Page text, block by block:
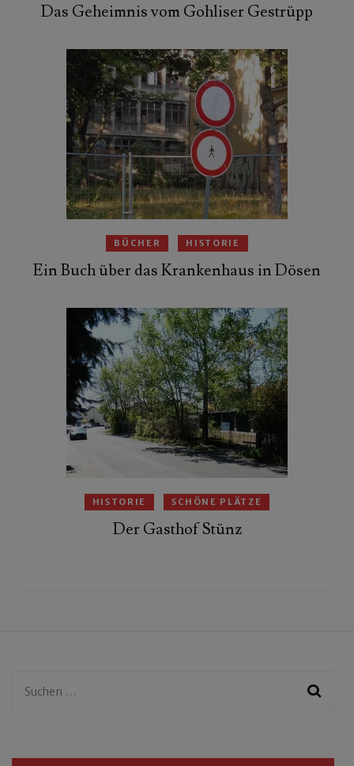
Das Geheimnis vom Gohliser Gestrüpp
BÜCHER HISTORIE
Ein Buch über das Krankenhaus in Dösen
HISTORIE SCHÖNE PLÄTZE
Der Gasthof Stünz
Suchen